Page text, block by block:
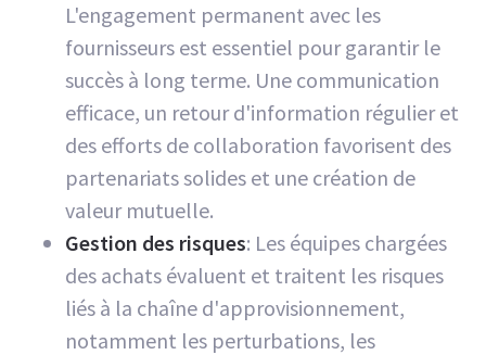
L'engagement permanent avec les
fournisseurs est essentiel pour garantir le
succès à long terme. Une communication
efficace, un retour d'information régulier et
des efforts de collaboration favorisent des
partenariats solides et une création de
valeur mutuelle.
Gestion des risques: Les équipes chargées
des achats évaluent et traitent les risques
liés à la chaîne d'approvisionnement,
notamment les perturbations, les